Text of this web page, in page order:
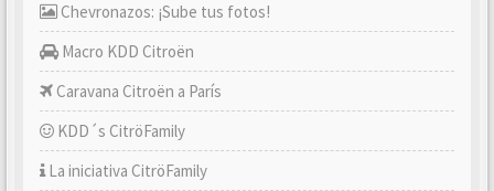
Chevronazos: ¡Sube tus fotos!
Macro KDD Citroën
Caravana Citroën a París
KDD´s CitröFamily
La iniciativa CitröFamily